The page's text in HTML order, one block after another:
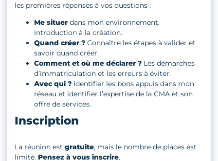
les premières réponses à vos questions :
Me situer dans mon environnement,
introduction à la création.
Quand créer ? Connaître les étapes à valider et
savoir quand créer.
Comment et où me déclarer ? Les démarches
d’immatriculation et les erreurs à éviter.
Avec qui ? Identifier les bons appuis dans mon
réseau et identifier l’expertise de la CMA et son
offre de services.
Inscription
La réunion est gratuite, mais le nombre de places est
limité. Pensez à vous inscrire.